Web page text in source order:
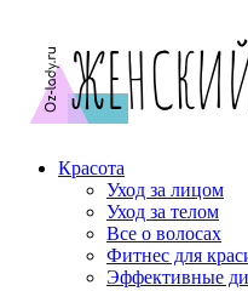
Красота
Уход за лицом
Уход за телом
Все о волосах
Фитнес для
Эффективные